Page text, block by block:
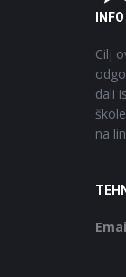
INFO
Cilj
dali
na